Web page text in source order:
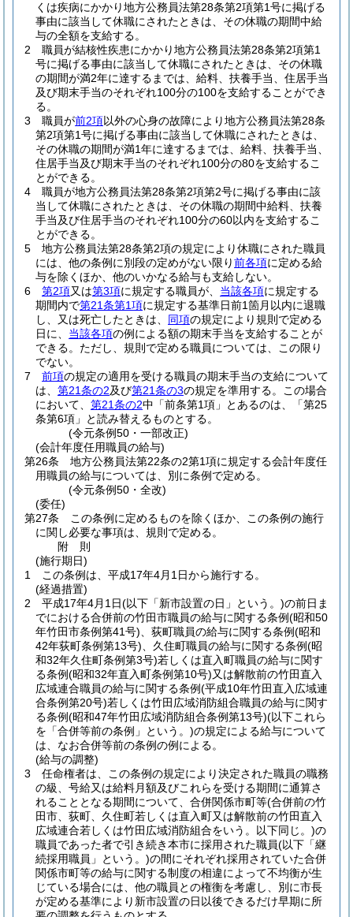
くは疾病にかかり地方公務員法第28条第2項第1号に掲げる
事由に該当して休職にされたときは、その休職の期間中給
与の全額を支給する。
2
職員が結核性疾患にかかり地方公務員法第28条第2項第1
号に掲げる事由に該当して休職にされたときは、その休職
の期間が満2年に達するまでは、給料、扶養手当、住居手当
及び期末手当のそれぞれ100分の100を支給することができ
る。
3
職員が前2項以外の心身の故障により地方公務員法第28条
第2項第1号に掲げる事由に該当して休職にされたときは、
その休職の期間が満1年に達するまでは、給料、扶養手当、
住居手当及び期末手当のそれぞれ100分の80を支給するこ
とができる。
4
職員が地方公務員法第28条第2項第2号に掲げる事由に該
当して休職にされたときは、その休職の期間中給料、扶養
手当及び住居手当のそれぞれ100分の60以内を支給するこ
とができる。
5
地方公務員法第28条第2項の規定により休職にされた職員
には、他の条例に別段の定めがない限り前各項に定める給
与を除くほか、他のいかなる給与も支給しない。
6
第2項又は第3項に規定する職員が、 当該各項に規定する
期間内で第21条第1項に規定する基準日前1箇月以内に退職
し、又は死亡したときは、 同項の規定により規則で定める
日に、 当該各項の例による額の期末手当を支給することが
できる。 ただし、規則で定める職員については、この限り
でない。
7
前項の規定の適用を受ける職員の期末手当の支給について
は、 第21条の2及び第21条の3の規定を準用する。
この場合
において、 第21条の2中「前条第1項」とあるのは、「第25
条第6項」と読み替えるものとする。
(令元条例50・一部改正)
(会計年度任用職員の給与)
第26条
地方公務員法第22条の2第1項に規定する会計年度任
用職員の給与については、別に条例で定める。
(令元条例50・全改)
(委任)
第27条
この条例に定めるものを除くほか、この条例の施行
に関し必要な事項は、規則で定める。
附 則
(施行期日)
1
この条例は、平成17年4月1日から施行する。
(経過措置)
2
平成17年4月1日(以下「新市設置の日」という。)の前日ま
でにおける合併前の竹田市職員の給与に関する条例(昭和50
年竹田市条例第41号) 、荻町職員の給与に関する条例(昭和
42年荻町条例第13号) 、久住町職員の給与に関する条例(昭
和32年久住町条例第3号)若しくは直入町職員の給与に関す
る条例(昭和32年直入町条例第10号)又は解散前の竹田直入
広域連合職員の給与に関する条例(平成10年竹田直入広域連
合条例第20号)若しくは竹田広域消防組合職員の給与に関す
る条例(昭和47年竹田広域消防組合条例第13号)(以下これら
を「合併等前の条例」という。)の規定による給与について
は、なお合併等前の条例の例による。
(給与の調整)
3
任命権者は、この条例の規定により決定された職員の職務
の級、号給又は給料月額及びこれらを受ける期間に通算さ
れることとなる期間について、合併関係市町等(合併前の竹
田市、荻町、久住町若しくは直入町又は解散前の竹田直入
広域連合若しくは竹田広域消防組合をいう。以下同じ。)の
職員であった者で引き続き本市に採用された職員(以下「継
続採用職員」という。)の間にそれぞれ採用されていた合併
関係市町等の給与に関する制度の相違によって不均衡が生
じている場合には、他の職員との権衡を考慮し、別に市長
が定める基準により新市設置の日以後できるだけ早期に所